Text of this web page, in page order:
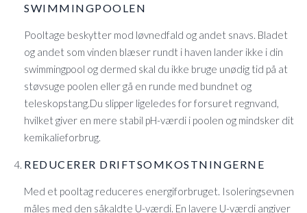
SWIMMINGPOOLEN
Pooltage beskytter mod løvnedfald og andet snavs. Bladet
og andet som vinden blæser rundt i haven lander ikke i din
swimmingpool og dermed skal du ikke bruge unødig tid på at
støvsuge poolen eller gå en runde med bundnet og
teleskopstang.Du slipper ligeledes for forsuret regnvand,
hvilket giver en mere stabil pH-værdi i poolen og mindsker dit
kemikalieforbrug.
REDUCERER DRIFTSOMKOSTNINGERNE
Med et pooltag reduceres energiforbruget. Isoleringsevnen
måles med den såkaldte U-værdi. En lavere U-værdi angiver